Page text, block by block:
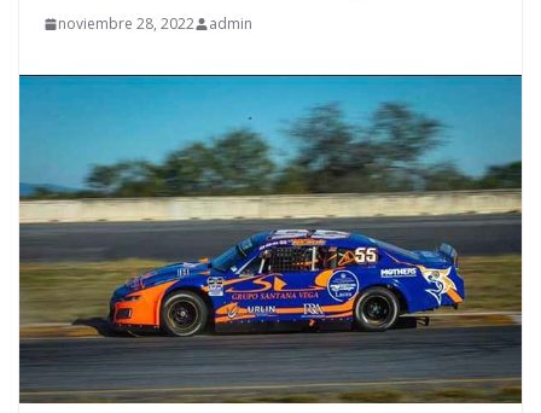
noviembre 28, 2022 admin